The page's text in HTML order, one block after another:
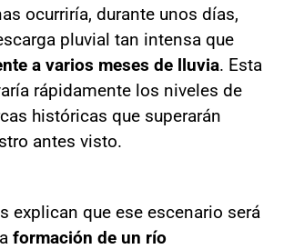
ocurriría, durante unos días,
pluvial tan intensa que
a varios meses de lluvia. Esta
rápidamente los niveles de
históricas que superarán
antes visto.
explican que ese escenario será
formación de un río